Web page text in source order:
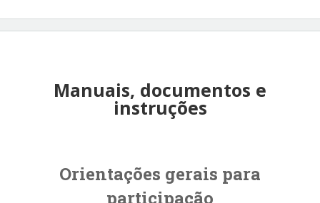
Manuais, documentos e
instruções
Orientações gerais para
participação